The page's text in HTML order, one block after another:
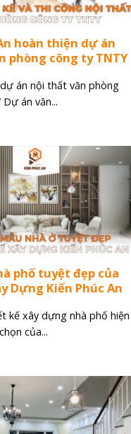
hoàn thiện dự án
phòng công ty TNTY
án nội thất văn phòng
án văn...
phố tuyệt đẹp của
Dựng Kiến Phúc An
kế xây dựng nhà phố hiện
của...